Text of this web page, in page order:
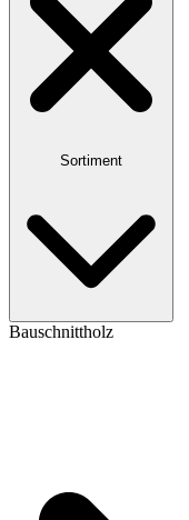
Sortiment
Bauschnittholz